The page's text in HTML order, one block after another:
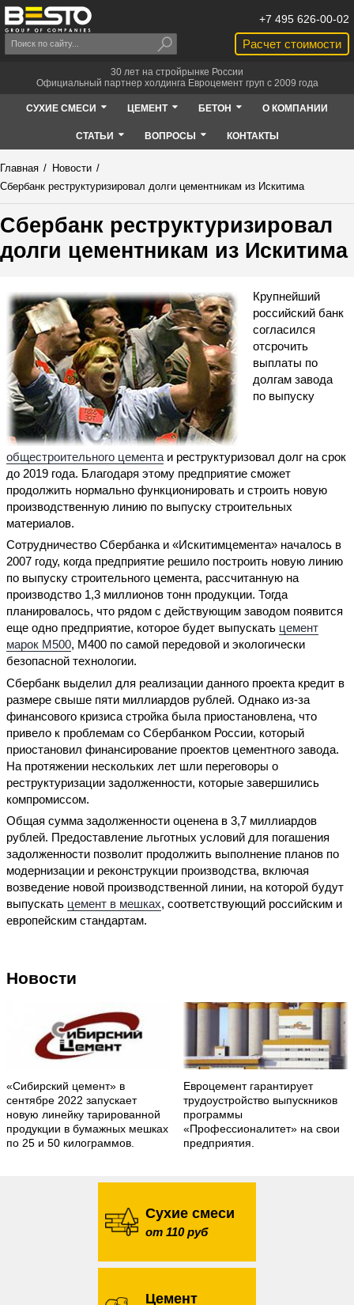
Расчет стоимости
+7 495 626-00-02
30 лет на стройрынке России
Официальный партнер холдинга Евроцемент груп с 2009 года
СУХИЕ СМЕСИ ЦЕМЕНТ БЕТОН О КОМПАНИИ
СТАТЬИ ВОПРОСЫ КОНТАКТЫ
Главная / Новости /
Сбербанк реструктуризировал долги цементникам из Искитима
Сбербанк реструктуризировал
долги цементникам из Искитима
Крупнейший
российский банк
согласился
отсрочить
выплаты по
долгам завода
по выпуску
общестроительного цемента и реструктуризовал долг на срок
до 2019 года. Благодаря этому предприятие сможет
продолжить нормально функционировать и строить новую
производственную линию по выпуску строительных
материалов.
Сотрудничество Сбербанка и «Искитимцемента» началось в
2007 году, когда предприятие решило построить новую линию
по выпуску строительного цемента, рассчитанную на
производство 1,3 миллионов тонн продукции. Тогда
планировалось, что рядом с действующим заводом появится
еще одно предприятие, которое будет выпускать цемент
марок М500, М400 по самой передовой и экологически
безопасной технологии.
Сбербанк выделил для реализации данного проекта кредит в
размере свыше пяти миллиардов рублей. Однако из-за
финансового кризиса стройка была приостановлена, что
привело к проблемам со Сбербанком России, который
приостановил финансирование проектов цементного завода.
На протяжении нескольких лет шли переговоры о
реструктуризации задолженности, которые завершились
компромиссом.
Общая сумма задолженности оценена в 3,7 миллиардов
рублей. Предоставление льготных условий для погашения
задолженности позволит продолжить выполнение планов по
модернизации и реконструкции производства, включая
возведение новой производственной линии, на которой будут
выпускать цемент в мешках, соответствующий российским и
европейским стандартам.
Новости
«Сибирский цемент» в
сентябре 2022 запускает
новую линейку тарированной
продукции в бумажных мешках
по 25 и 50 килограммов.
Евроцемент гарантирует
трудоустройство выпускников
программы
«Профессионалитет» на свои
предприятия.
Сухие смеси
от 110 руб
Цемент